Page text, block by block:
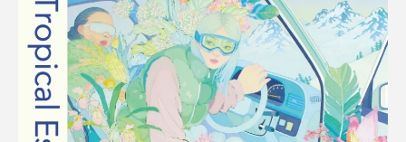
FAQ
利用規約
プライバシ−ポリシー